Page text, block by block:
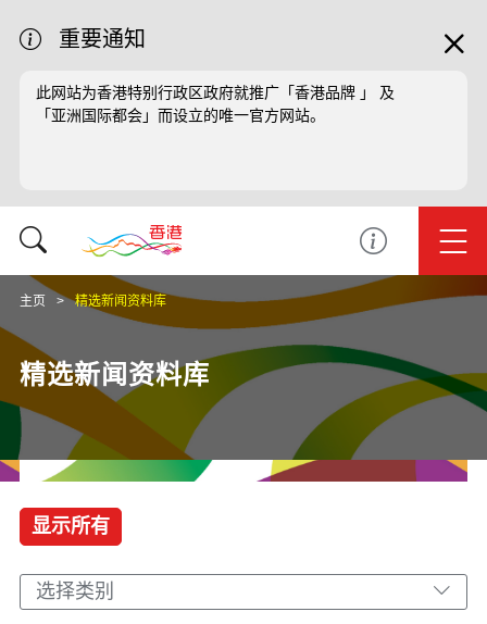
重要通知
此网站为香港特别行政区政府就推广「香港品牌 」 及
「亚洲国际都会」而设立的唯一官方网站。
主页 精选新闻资料库
精选新闻资料库
显示所有
选择类别